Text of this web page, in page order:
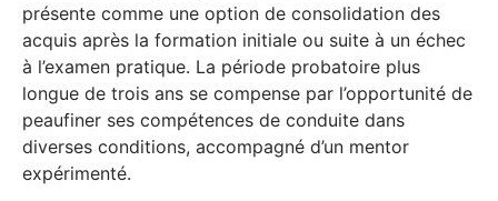
présente comme une option de consolidation des
acquis après la formation initiale ou suite à un échec
à l’examen pratique. La période probatoire plus
longue de trois ans se compense par l’opportunité de
peaufiner ses compétences de conduite dans
diverses conditions, accompagné d’un mentor
expérimenté.